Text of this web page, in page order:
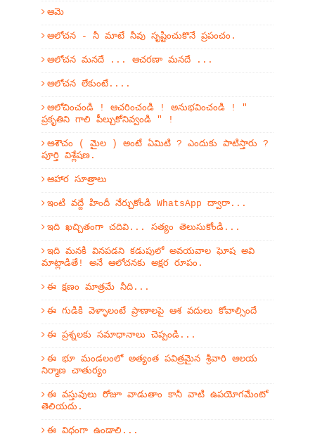
ఆమె
ఆలోచన - నీ మాటే నీవు సృష్టించుకొనే ప్రపంచం.
ఆలోచన మనదే ... ఆచరణా మనదే ...
ఆలోచన లేకుంటే....
ఆలోచించండి ! ఆచరించండి ! అనుభవించండి ! "
ప్రకృతిని గాలి పీల్చుకోనివ్వండి " !
ఆశౌచం ( మైల ) అంటే ఏమిటి ? ఎందుకు పాటిస్తారు ?
పూర్తి విశ్లేషణ.
ఆహార సూత్రాలు
ఇంటి వద్దే హిందీ నేర్చుకోండి WhatsApp ద్వారా...
ఇది ఖచ్చితంగా చదివి... సత్యం తెలుసుకోండి...
ఇది మనకి వినపడని కడుపులో అవయవాల ఘోష అవి
మాట్లాడితే! అనే ఆలోచనకు అక్షర రూపం.
ఈ క్షణం మాత్రమే నీది...
ఈ గుడికి వెళ్ళాలంటే ప్రాణాలపై ఆశ వదులు కోవాల్సిందే
ఈ ప్రశ్నలకు సమాధానాలు చెప్పండి...
ఈ భూ మండలంలో అత్యంత పవిత్రమైన శ్రీవారి ఆలయ
నిర్మాణ చాతుర్యం
ఈ వస్తువులు రోజూ వాడుతాం కానీ వాటి ఉపయోగమేంటో
తెలియదు.
ఈ విధంగా ఉండాలి...